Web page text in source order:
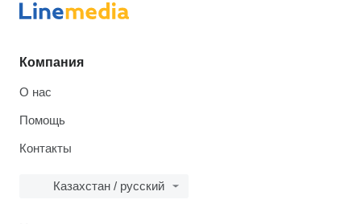
Компания
О нас
Помощь
Контакты
Казахстан / русский